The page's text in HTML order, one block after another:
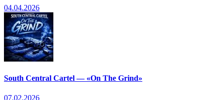
04.04.2026
South Central Cartel — «On The Grind»
07.02.2026